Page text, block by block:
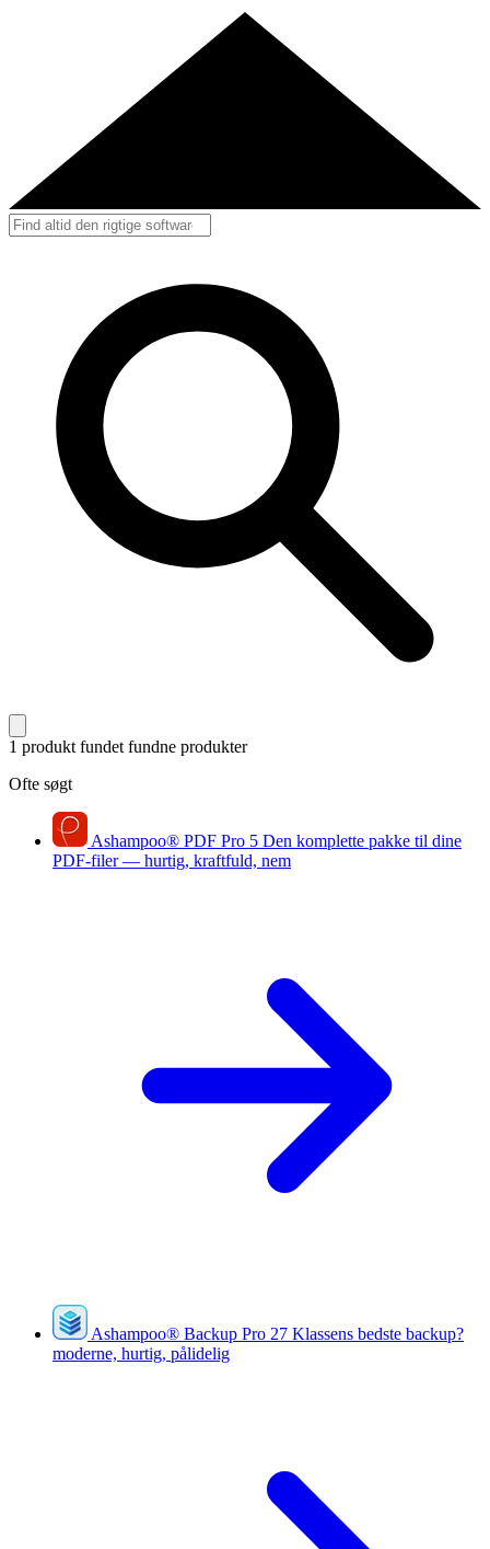
1 produkt fundet fundne produkter
Ofte søgt
Ashampoo® PDF Pro 5 Den komplette pakke til dine
PDF-filer — hurtig, kraftfuld, nem
Ashampoo® Backup Pro 27 Klassens bedste backup?
moderne, hurtig, pålidelig